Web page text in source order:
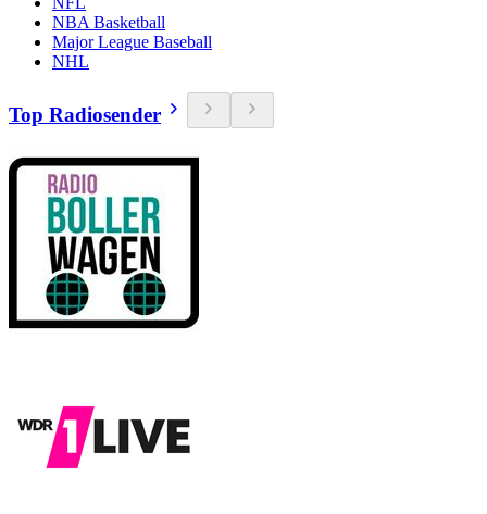
NBA Basketball
Major League Baseball
NHL
Top Radiosender